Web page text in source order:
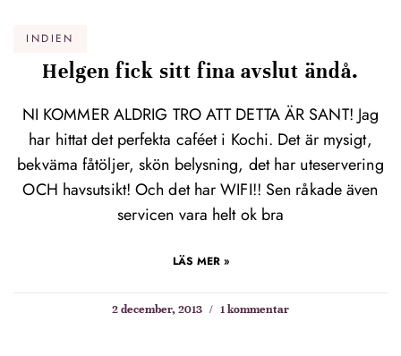
INDIEN
Helgen fick sitt fina avslut ändå.
NI KOMMER ALDRIG TRO ATT DETTA ÄR SANT! Jag
har hittat det perfekta caféet i Kochi. Det är mysigt,
bekväma fåtöljer, skön belysning, det har uteservering
OCH havsutsikt! Och det har WIFI!! Sen råkade även
servicen vara helt ok bra
LÄS MER »
2 december, 2013 1 kommentar